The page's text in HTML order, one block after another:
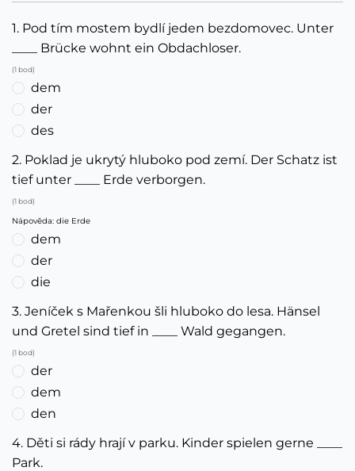
1. Pod tím mostem bydlí jeden bezdomovec. Unter
____ Brücke wohnt ein Obdachloser.
(1 bod)
dem
der
des
2. Poklad je ukrytý hluboko pod zemí. Der Schatz ist
tief unter ____ Erde verborgen.
(1 bod)
Nápověda: die Erde
dem
der
die
3. Jeníček s Mařenkou šli hluboko do lesa. Hänsel
und Gretel sind tief in ____ Wald gegangen.
(1 bod)
der
dem
den
4. Děti si rády hrají v parku. Kinder spielen gerne ____
Park.